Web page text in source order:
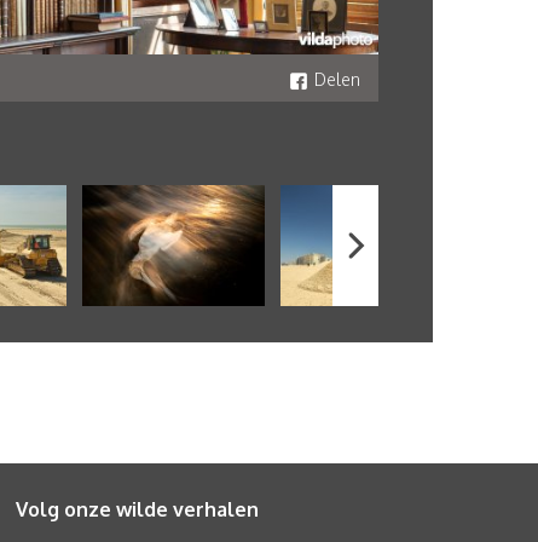
Delen
Volg onze wilde verhalen